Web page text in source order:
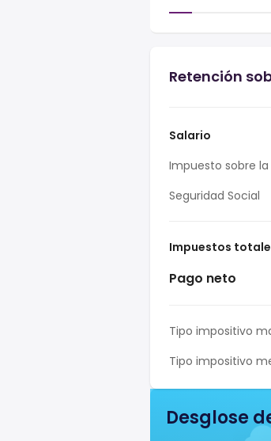
Retención
Salario
Impuesto sobre
Seguridad Social
Impuestos
Pago neto
Tipo impositivo
Tipo impositivo
Desglose